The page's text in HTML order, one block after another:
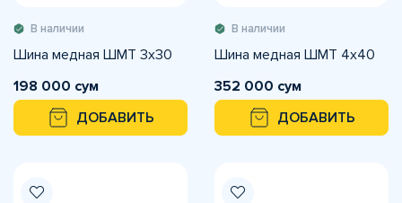
В наличии
Шина медная ШМТ 3х30
198 000 сум
ДОБАВИТЬ
В наличии
Шина медная ШМТ 4х40
352 000 сум
ДОБАВИТЬ